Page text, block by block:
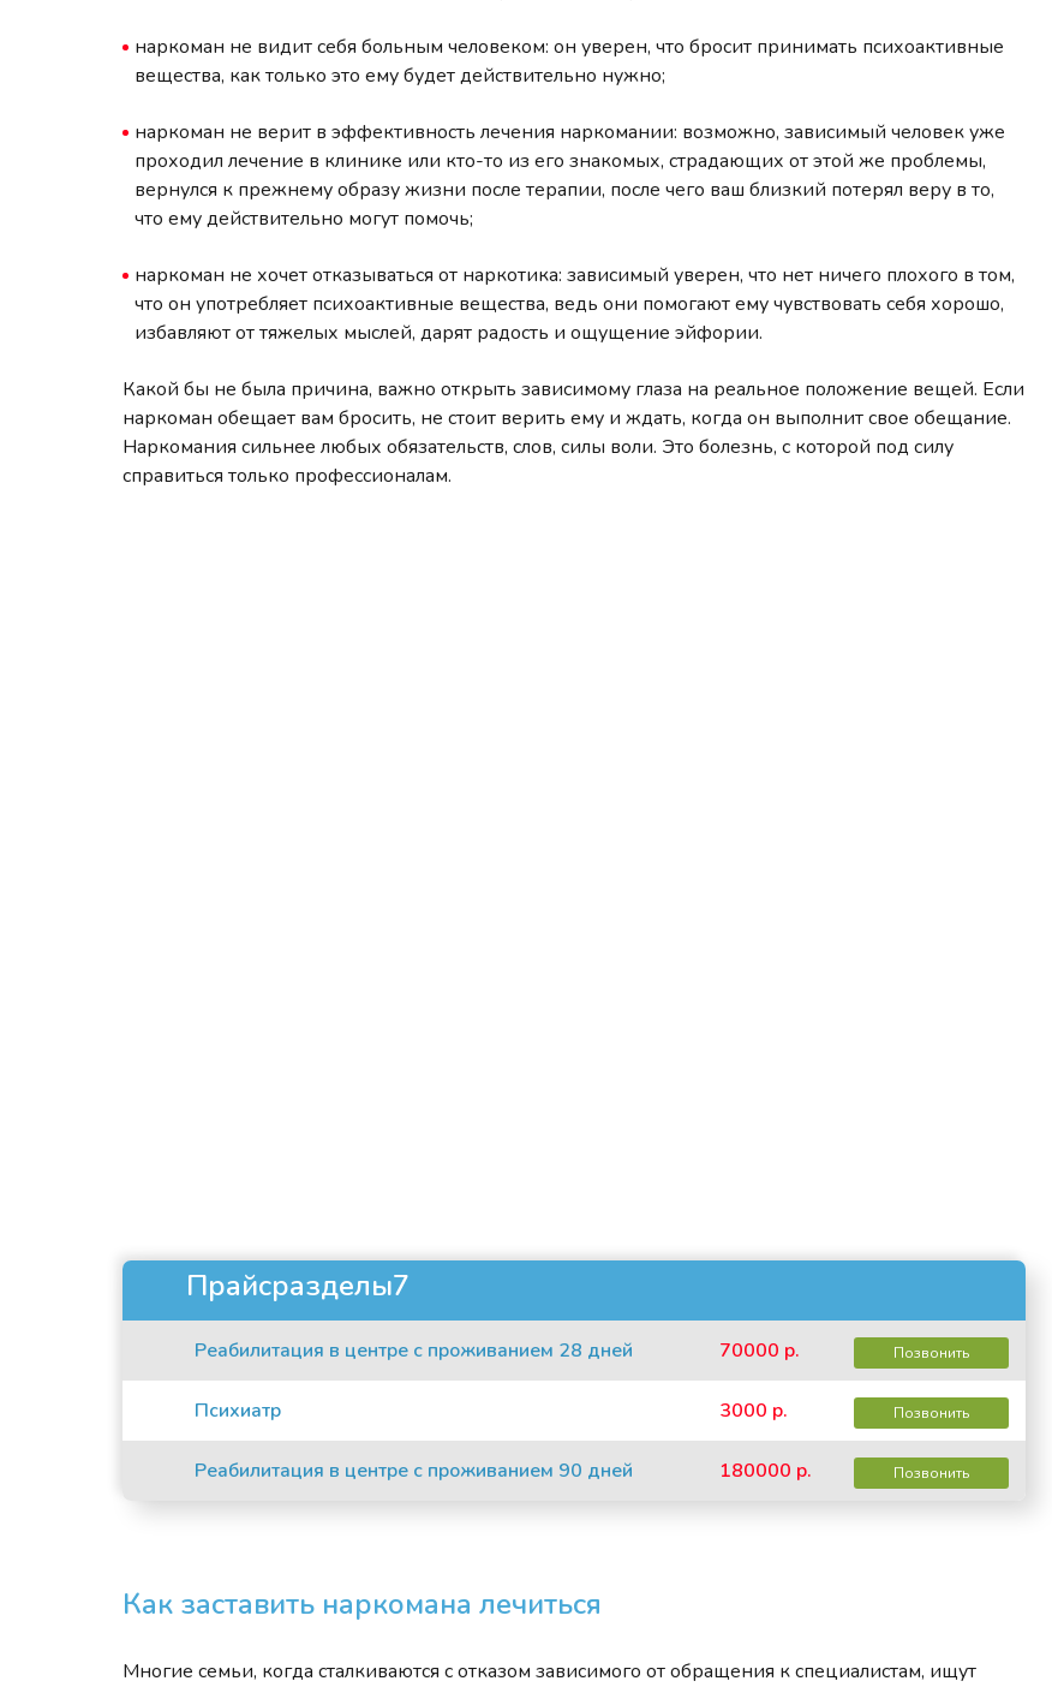
наркоман не видит себя больным человеком: он уверен, что бросит принимать психоактивные
вещества, как только это ему будет действительно нужно;
наркоман не верит в эффективность лечения наркомании: возможно, зависимый человек уже
проходил лечение в клинике или кто-то из его знакомых, страдающих от этой же проблемы,
вернулся к прежнему образу жизни после терапии, после чего ваш близкий потерял веру в то,
что ему действительно могут помочь;
наркоман не хочет отказываться от наркотика: зависимый уверен, что нет ничего плохого в том,
что он употребляет психоактивные вещества, ведь они помогают ему чувствовать себя хорошо,
избавляют от тяжелых мыслей, дарят радость и ощущение эйфории.
Какой бы не была причина, важно открыть зависимому глаза на реальное положение вещей. Если
наркоман обещает вам бросить, не стоит верить ему и ждать, когда он выполнит свое обещание.
Наркомания сильнее любых обязательств, слов, силы воли. Это болезнь, с которой под силу
справиться только профессионалам.
Прайсразделы7
Реабилитация в центре с проживанием 28 дней 70000 р. Позвонить
Психиатр 3000 р. Позвонить
Реабилитация в центре с проживанием 90 дней 180000 р. Позвонить
Как заставить наркомана лечиться
Многие семьи, когда сталкиваются с отказом зависимого от обращения к специалистам, ищут